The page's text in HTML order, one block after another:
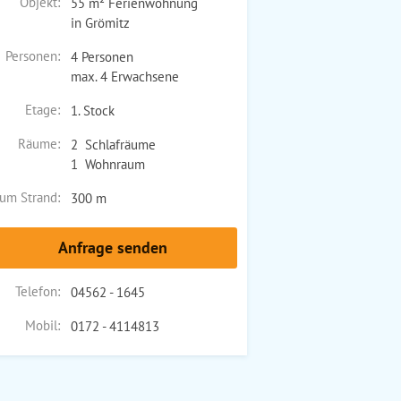
in Grömitz
Personen:
4 Personen
max. 4 Erwachsene
Etage:
1. Stock
Räume:
2 Schlafräume
1 Wohnraum
Strand:
300 m
Anfrage senden
Telefon:
04562 - 1645
Mobil:
0172 - 4114813